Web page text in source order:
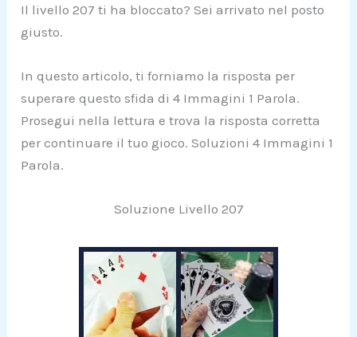
Il livello 207 ti ha bloccato? Sei arrivato nel posto
giusto.
In questo articolo, ti forniamo la risposta per
superare questo sfida di 4 Immagini 1 Parola.
Prosegui nella lettura e trova la risposta corretta
per continuare il tuo gioco. Soluzioni 4 Immagini 1
Parola.
Soluzione Livello 207